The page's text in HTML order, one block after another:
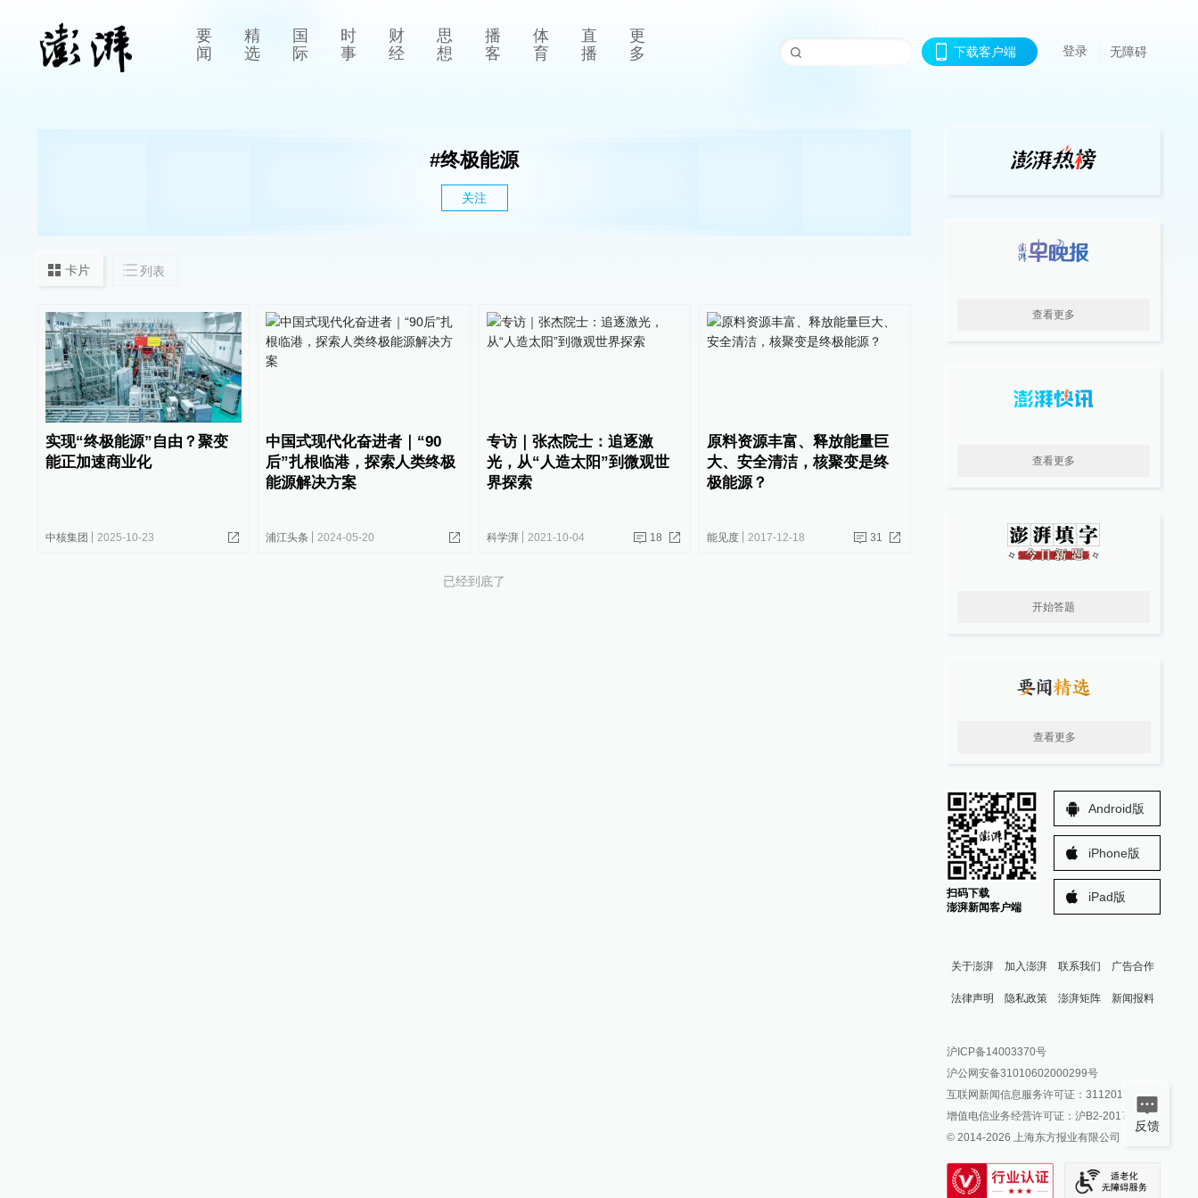
要
闻
精
选
国
际
时
事
财
经
思
想
播
客
体
育
直
播
更
多
下载客户端 登录 无障碍
#终极能源
关注
卡片 列表
实现“终极能源”自由？聚变
能正加速商业化
中核集团 2025-10-23
中国式现代化奋进者｜“90
后”扎根临港，探索人类终极
能源解决方案
浦江头条 2024-05-20
专访｜张杰院士：追逐激
光，从“人造太阳”到微观世
界探索
科学湃 2021-10-04 18
原料资源丰富、释放能量巨
大、安全清洁，核聚变是终
极能源？
能见度 2017-12-18 31
已经到底了
查看更多
查看更多
开始答题
查看更多
扫码下载
澎湃新闻客户端
Android版
iPhone版
iPad版
关于澎湃 加入澎湃 联系我们 广告合作
法律声明 隐私政策 澎湃矩阵
澎湃新闻公众号
澎湃新闻抖音号
派生万物开放平台
IP SHANGHAI
SIXTH TONE
新闻报料
报料邮箱: news@thepaper.cn
沪ICP备14003370号
沪公网安备31010602000299号
互联网新闻信息服务许可证：31120170006
增值电信业务经营许可证：沪B2-2017116
© 2014-2026 上海东方报业有限公司
反馈